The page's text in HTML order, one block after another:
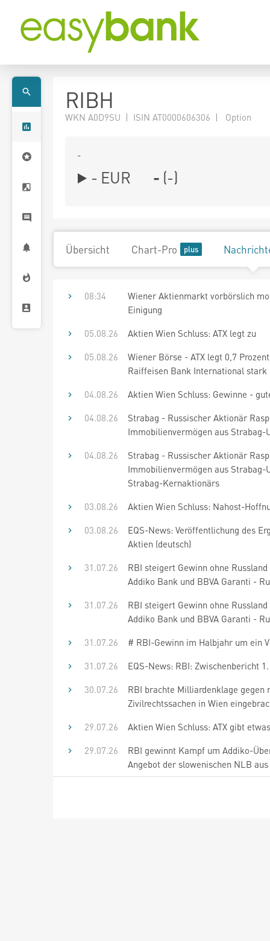
RIBH
WKN A0D9SU | ISIN AT0000606306 | Option
-
- EUR - (-)
Übersicht Chart-Pro
08:34
Wiener Aktienmarkt vorbörslich
Einigung
05.08.26
Aktien Wien Schluss: ATX legt zu
05.08.26
Wiener Börse - ATX legt 0,7
Raiffeisen Bank International stark
04.08.26
Aktien Wien Schluss: Gewinne -
04.08.26
Strabag - Russischer Aktionär
Immobilienvermögen aus
04.08.26
Strabag - Russischer Aktionär
Immobilienvermögen aus
Strabag-Kernaktionärs
03.08.26
Aktien Wien Schluss: Nahost-
03.08.26
EQS-News: Veröffentlichung des
Aktien (deutsch)
31.07.26
RBI steigert Gewinn ohne
Addiko Bank und BBVA Garanti -
31.07.26
RBI steigert Gewinn ohne
Addiko Bank und BBVA Garanti -
31.07.26
# RBI-Gewinn im Halbjahr um ein
31.07.26
EQS-News: RBI: Zwischenbericht
30.07.26
RBI brachte Milliardenklage
Zivilrechtssachen in Wien
29.07.26
Aktien Wien Schluss: ATX gibt
29.07.26
RBI gewinnt Kampf um Addiko-
Angebot der slowenischen NLB